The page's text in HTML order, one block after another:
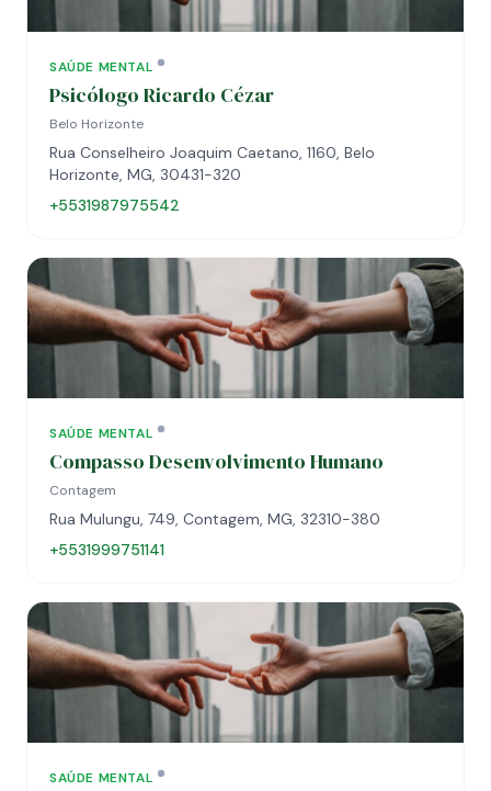
SAÚDE MENTAL
Psicólogo Ricardo Cézar
Belo Horizonte
Rua Conselheiro Joaquim Caetano, 1160, Belo
Horizonte, MG, 30431-320
+5531987975542
SAÚDE MENTAL
Compasso Desenvolvimento Humano
Contagem
Rua Mulungu, 749, Contagem, MG, 32310-380
+5531999751141
SAÚDE MENTAL